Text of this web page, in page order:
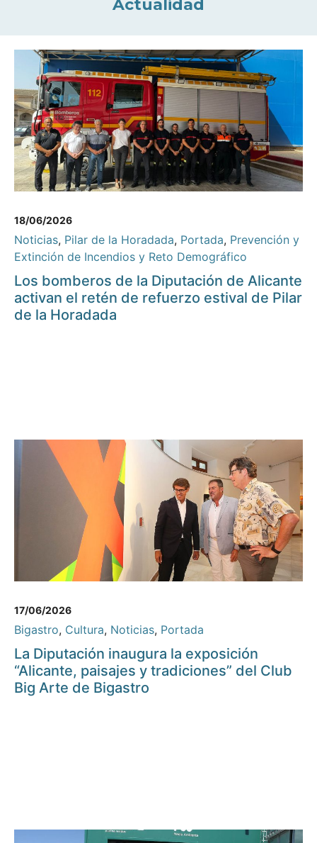
Actualidad
18/06/2026
Noticias, Pilar de la Horadada, Portada, Prevención y
Extinción de Incendios y Reto Demográfico
Los bomberos de la Diputación de Alicante
activan el retén de refuerzo estival de Pilar
de la Horadada
17/06/2026
Bigastro, Cultura, Noticias, Portada
La Diputación inaugura la exposición
“Alicante, paisajes y tradiciones” del Club
Big Arte de Bigastro